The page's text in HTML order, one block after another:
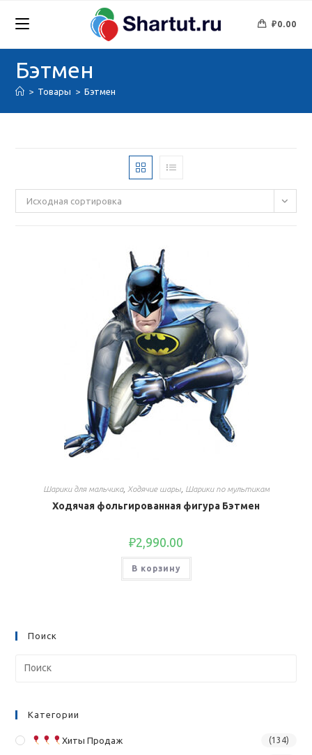
₽0.00
Бэтмен
> Товары > Бэтмен
Исходная сортировка
Шарики для мальчика, Ходячие шары, Шарики по мультикам
Ходячая фольгированная фигура Бэтмен
₽2,990.00
В корзину
Поиск
Категории
Хиты Продаж (134)